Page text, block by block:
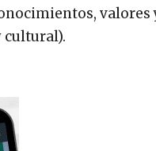
valores
cultural).